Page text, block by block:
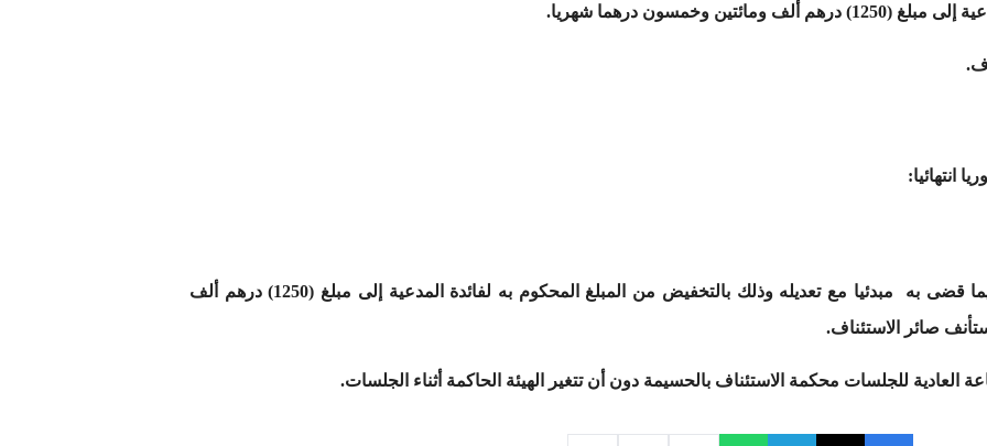
وخمسون درهما شهريا.
انتهائيا:
بتأييد الحكم المستأنف فيما قضى به مبدئيا مع تعديله وذلك بالتخفيض من المبلغ المحكوم به لفائدة المدعية إلى مبلغ (1250) درهم ألف
صائر الاستئناف.
العادية للجلسات محكمة الاستئناف بالحسيمة دون أن تتغير الهيئة الحاكمة أثناء الجلسات.